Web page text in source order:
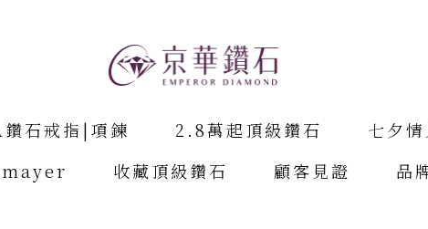
石戒指|項鍊 2.8萬起頂級鑽石 七夕
收藏頂級鑽石 顧客見證 品